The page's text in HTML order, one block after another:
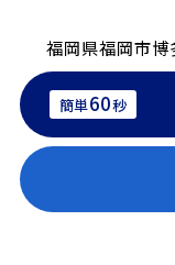
福岡県福岡市
簡単60秒